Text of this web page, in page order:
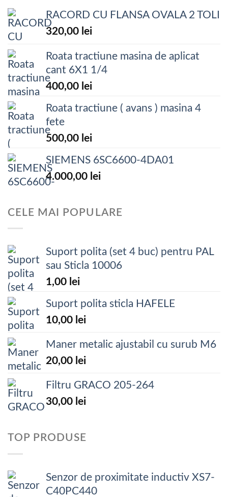
RACORD CU FLANSA OVALA 2 TOLI
320,00 lei
Roata tractiune masina de aplicat
cant 6X1 1/4
400,00 lei
Roata tractiune ( avans ) masina 4
fete
500,00 lei
SIEMENS 6SC6600-4DA01
4.000,00 lei
CELE MAI POPULARE
Suport polita (set 4 buc) pentru PAL
sau Sticla 10006
1,00 lei
Suport polita sticla HAFELE
10,00 lei
Maner metalic ajustabil cu surub M6
20,00 lei
Filtru GRACO 205-264
30,00 lei
TOP PRODUSE
Senzor de proximitate inductiv XS7-
C40PC440